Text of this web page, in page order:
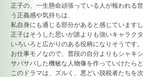
正子の、一生懸命頑張っている人が報われる
う正義感や気持ちは、
私自身にも通じる部分があると感じていますし
正子はそうした思いが誰よりも強いキャラクタ
いろいろと広がりのある役柄になりそうです。
お仕事モノなので、普段の自分よりもシャキシ
サバサバした機敏な人物像を作っていけたらと
このドラマは、ズルく、悪どい脱税者たちを